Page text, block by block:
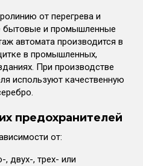
от перегрева и
бытовые и промышленные
автомата производится в
в промышленных,
При производстве
используют качественную
предохранителей
от:
двух-, трех- или